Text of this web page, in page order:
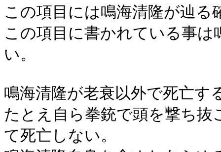
この項目には鳴海清隆が辿
この項目に書かれている事
い。
鳴海清隆が老衰以外で死亡す
たとえ自ら拳銃で頭を撃ち
て死亡しない。